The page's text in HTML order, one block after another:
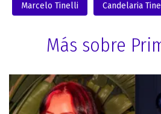
Marcelo Tinelli Candelaria
Más sobre